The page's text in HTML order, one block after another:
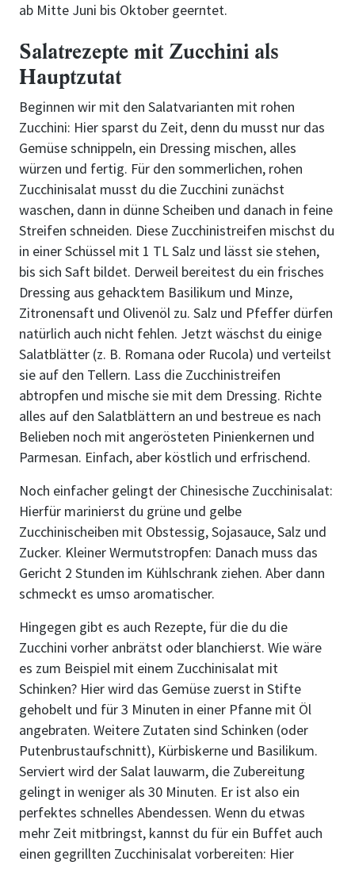
ab Mitte Juni bis Oktober geerntet.
Salatrezepte mit Zucchini als
Hauptzutat
Beginnen wir mit den Salatvarianten mit rohen
Zucchini: Hier sparst du Zeit, denn du musst nur das
Gemüse schnippeln, ein Dressing mischen, alles
würzen und fertig. Für den sommerlichen, rohen
Zucchinisalat musst du die Zucchini zunächst
waschen, dann in dünne Scheiben und danach in feine
Streifen schneiden. Diese Zucchinistreifen mischst du
in einer Schüssel mit 1 TL Salz und lässt sie stehen,
bis sich Saft bildet. Derweil bereitest du ein frisches
Dressing aus gehacktem Basilikum und Minze,
Zitronensaft und Olivenöl zu. Salz und Pfeffer dürfen
natürlich auch nicht fehlen. Jetzt wäschst du einige
Salatblätter (z. B. Romana oder Rucola) und verteilst
sie auf den Tellern. Lass die Zucchinistreifen
abtropfen und mische sie mit dem Dressing. Richte
alles auf den Salatblättern an und bestreue es nach
Belieben noch mit angerösteten Pinienkernen und
Parmesan. Einfach, aber köstlich und erfrischend.
Noch einfacher gelingt der Chinesische Zucchinisalat:
Hierfür marinierst du grüne und gelbe
Zucchinischeiben mit Obstessig, Sojasauce, Salz und
Zucker. Kleiner Wermutstropfen: Danach muss das
Gericht 2 Stunden im Kühlschrank ziehen. Aber dann
schmeckt es umso aromatischer.
Hingegen gibt es auch Rezepte, für die du die
Zucchini vorher anbrätst oder blanchierst. Wie wäre
es zum Beispiel mit einem Zucchinisalat mit
Schinken? Hier wird das Gemüse zuerst in Stifte
gehobelt und für 3 Minuten in einer Pfanne mit Öl
angebraten. Weitere Zutaten sind Schinken (oder
Putenbrustaufschnitt), Kürbiskerne und Basilikum.
Serviert wird der Salat lauwarm, die Zubereitung
gelingt in weniger als 30 Minuten. Er ist also ein
perfektes schnelles Abendessen. Wenn du etwas
mehr Zeit mitbringst, kannst du für ein Buffet auch
einen gegrillten Zucchinisalat vorbereiten: Hier